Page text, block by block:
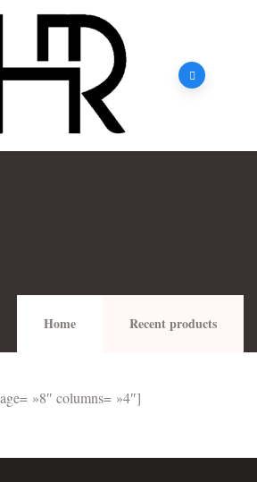
Home Recent products
»8″ columns= »4″]